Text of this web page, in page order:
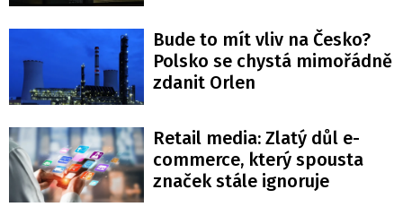
Bude to mít vliv na Česko?
Polsko se chystá mimořádně
zdanit Orlen
Retail media: Zlatý důl e-
commerce, který spousta
značek stále ignoruje